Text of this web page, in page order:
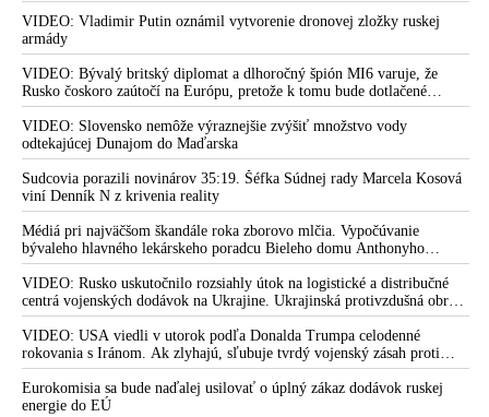
Na Lipšica sa to sype z každej strany: Generálny prokurátor
podal návrh na jeho disciplinárne stíhanie a Iniciatíva
advokátov za právny štát ho vyzavala prestať komentovať živé
kauzy
Lipšicovi tečie do topánok: Obraňuje svojich prokurátorov a
operatívcov NAKA podozrivých z manipulovania vyšetrovania
VIDEO: Kovařík už mal byť vo väzbe, lebo pomáhal
páchateľom trestnej činnosti sa ukryť, reaguje Harabin na
marenie vyšetrovania policajným prezidentom
Generálny prokurátor Žilinka vyhlásil, že Lipšic
bezprecedentne postupoval v rozpore so zákonom
Prokurátor Remeta začal trestné stíhanie za marenie
vyšetrovania v kauze manipulovania trestných konaní a
vyrábania svedkov a kajúcnikov. Lipšicovi sa to nepáči
DOKUMENT: Uznesenie policajnej inšpekcie o marení
spravodlivosti a za krivú výpoveď voči kajúcnikom v kauze
VIDEO: Vladimir Putin oznámil vytvorenie dronovej zložky ruskej
armády
VIDEO: Bývalý britský diplomat a dlhoročný špión MI6 varuje, že
Rusko čoskoro zaútočí na Európu, pretože k tomu bude dotlačené
rovnako, ako bolo dotlačené k invázii na Ukrajinu v roku 2022.
Zelenskyj medzitým v Kyjeve naliehal na zhromaždených diplomatov,
aby vo svete zháňali energie pre Ukrajinu na zimu. Putin vraj bude
mobilizovať a vojna sa do zimy pravdepodobne neskončí
VIDEO: Slovensko nemôže výraznejšie zvýšiť množstvo vody
odtekajúcej Dunajom do Maďarska
Sudcovia porazili novinárov 35:19. Šéfka Súdnej rady Marcela Kosová
viní Denník N z krivenia reality
Médiá pri najväčšom škandále roka zborovo mlčia. Vypočúvanie
bývaleho hlavného lekárskeho poradcu Bieleho domu Anthonyho
Fauciho pred výborom amerického Senátu väčšina médií ignorovala
VIDEO: Rusko uskutočnilo rozsiahly útok na logistické a distribučné
centrá vojenských dodávok na Ukrajine. Ukrajinská protivzdušná obrana
nedokázala počas ničivého nočného útoku na Kyjev a jeho okolie
zachytiť ani jednu ruskú raketu
VIDEO: USA viedli v utorok podľa Donalda Trumpa celodenné
rokovania s Iránom. Ak zlyhajú, sľubuje tvrdý vojenský zásah proti
Teheránu
Eurokomisia sa bude naďalej usilovať o úplný zákaz dodávok ruskej
energie do EÚ